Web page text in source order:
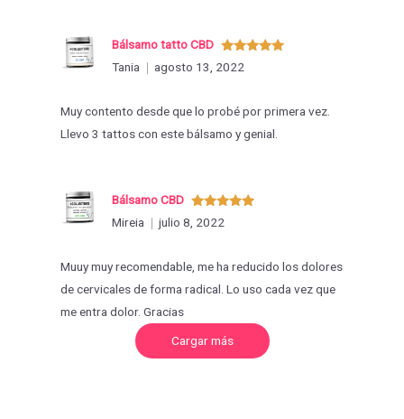
Valorado
con
Bálsamo tatto CBD
Tania
agosto 13, 2022
Muy contento desde que lo probé por primera vez.
Llevo 3 tattos con este bálsamo y genial.
Valorado
con5de 5
Bálsamo CBD
Mireia
julio 8, 2022
Muuy muy recomendable, me ha reducido los dolores
de cervicales de forma radical. Lo uso cada vez que
me entra dolor. Gracias
Cargar másC
r